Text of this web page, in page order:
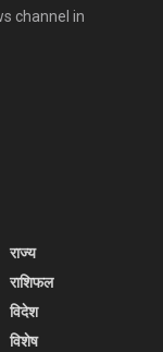
channel in
राज्य
राशिफल
विदेश
विशेष